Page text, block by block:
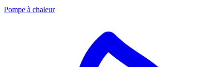
Pompe à chaleur